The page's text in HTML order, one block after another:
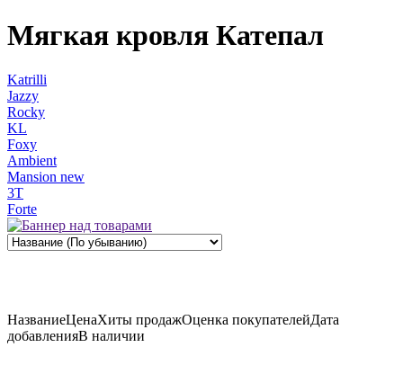
Мягкая кровля Катепал
Katrilli
Jazzy
Rocky
KL
Foxy
Ambient
Mansion new
3Т
Forte
НазваниеЦенаХиты продажОценка покупателейДата
добавленияВ наличии